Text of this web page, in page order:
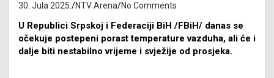
30. Jula 2025. NTV Arena No Comments
U Republici Srpskoj i Federaciji BiH /FBiH/ danas se
očekuje postepeni porast temperature vazduha, ali će i
dalje biti nestabilno vrijeme i svježije od prosjeka.